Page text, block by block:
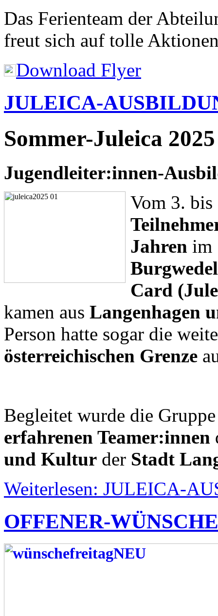
Das Ferienteam der
freut sich auf tolle
Download Flyer
JULEICA-
Sommer-Juleica 2025
Jugendleiter:innen-
Vom 3.
Jahren im
Burgwedel
Card
kamen aus Langenhagen
Person hatte sogar die
österreichischen Grenze
Begleitet wurde die
erfahrenen Teamer:innen
und Kultur der Stadt
Weiterlesen: JULEICA-
OFFENER-